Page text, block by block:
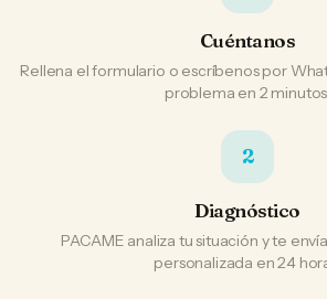
Cuéntanos
Rellena el formulario o escríbenos por
problema en 2
2
Diagnóstico
PACAME analiza tu situación y te
personalizada en 24